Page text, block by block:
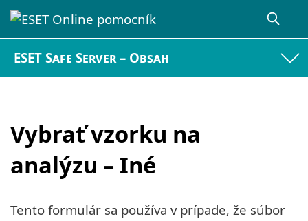
ESET Safe Server – Obsah
Vybrať vzorku na
analýzu – Iné
Tento formulár sa používa v prípade, že súbor